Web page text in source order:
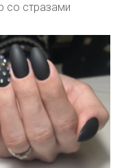
со стразами